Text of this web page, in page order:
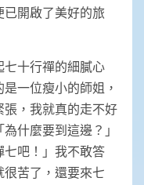
已開啟了美好的旅
七十行禪的細膩心
一位瘦小的師姐，
，我就真的走不好
什麼要到這邊？」
七吧！」我不敢答
苦了，還要來七